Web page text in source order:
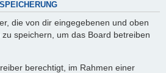
die von dir eingegebenen und oben
speichern, um das Board betreiben
berechtigt, im Rahmen einer